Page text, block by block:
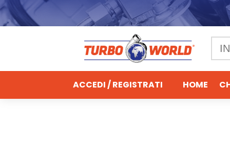
ACCEDI / REGISTRATI HOME